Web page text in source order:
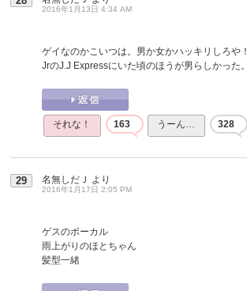
2016年1月13日 4:34 AM
ゲイなのかこいつは。男か女かハッキリしろや！
JrのJ.J Expressにいた頃のほうが男らしかった。
それな！ 163 うーん… 328
29 名無しだＪ より
2016年1月17日 2:05 PM
ゲスのボーカル
雨上がりのほとちゃん
髪型一緒